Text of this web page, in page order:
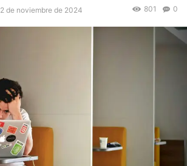
2 de noviembre de 2024 0
801